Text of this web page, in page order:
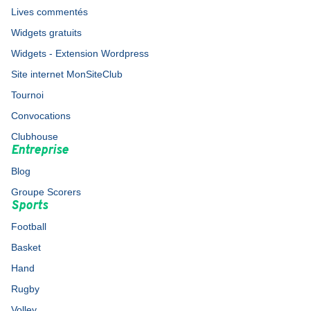
Lives commentés
Widgets gratuits
Widgets - Extension Wordpress
Site internet MonSiteClub
Tournoi
Convocations
Clubhouse
Entreprise
Blog
Groupe Scorers
Sports
Football
Basket
Hand
Rugby